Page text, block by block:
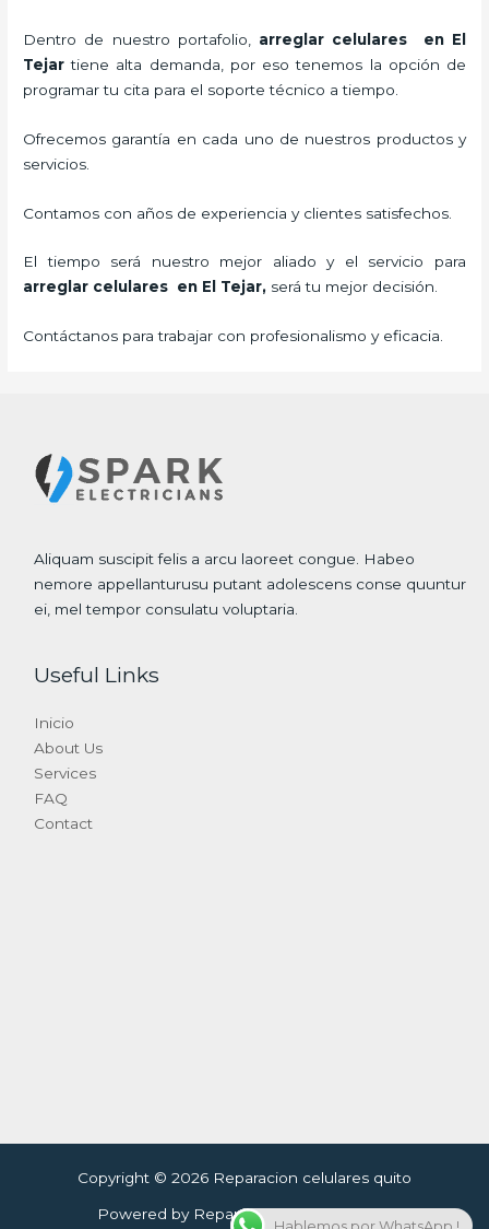
Dentro de nuestro portafolio, arreglar celulares en El
Tejar tiene alta demanda, por eso tenemos la opción de
programar tu cita para el soporte técnico a tiempo.
Ofrecemos garantía en cada uno de nuestros productos y
servicios.
Contamos con años de experiencia y clientes satisfechos.
El tiempo será nuestro mejor aliado y el servicio para
arreglar celulares en El Tejar, será tu mejor decisión.
Contáctanos para trabajar con profesionalismo y eficacia.
Aliquam suscipit felis a arcu laoreet congue. Habeo
nemore appellanturusu putant adolescens conse quuntur
ei, mel tempor consulatu voluptaria.
Useful Links
Inicio
About Us
Services
FAQ
Contact
Copyright © 2026 Reparacion celulares quito
Powered by Reparacion celulares quito